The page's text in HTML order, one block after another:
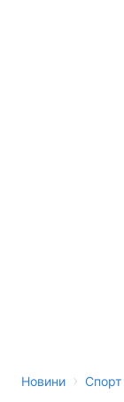
Новини › Спорт